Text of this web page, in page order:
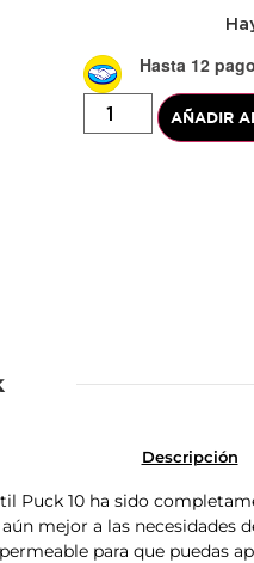
Hasta 12
AÑADIR
Descripción
Puck 10 ha sido
mejor a las necesidades
para que puedas